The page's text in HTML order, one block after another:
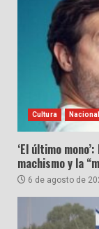
Cultura Nacional
‘El último
machismo y la
6 de agosto de